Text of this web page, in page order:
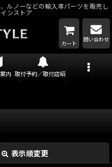
ルノーなどの輸入車パーツを販売し
ンストア
カート
問い合わせ
内 取付予約／取付店紹介
表示順変更